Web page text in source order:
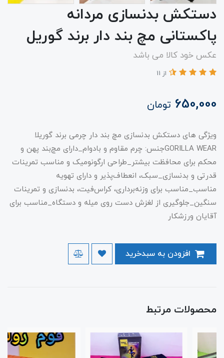
دستکش بدنسازی مردانه
پاکستانی مچ بند دار برند گوریل
عکس خود کالا می باشد
از 11
650,000 تومان
ویژگی‌ های دستکش بدنسازی مچ بند دار چرمی برند گوریلا
GORILLA WEARجنس: چرم مقاوم و بادوام_دارای مچ‌بند پهن و
محکم برای محافظت بیشتر_طراحی ارگونومیک و مناسب تمرینات
قدرتی و بدنسازی_سبک، انعطاف‌پذیر و دارای تهویه
مناسب_مناسب برای وزنه‌برداری، کراس‌فیت، بدنسازی و تمرینات
سنگین_جلوگیری از لغزش دست روی میله و دستگاه_مناسب برای
آقایان ورزشکار
محصولات مرتبط